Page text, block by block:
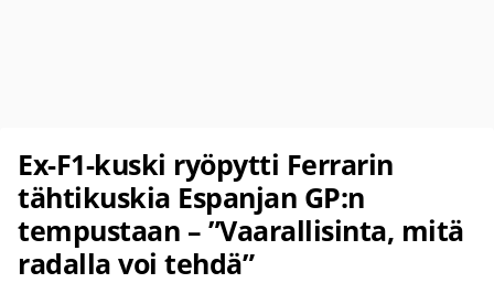
Ex-F1-kuski ryöpytti Ferrarin
tähtikuskia Espanjan GP:n
tempustaan – ”Vaarallisinta, mitä
radalla voi tehdä”